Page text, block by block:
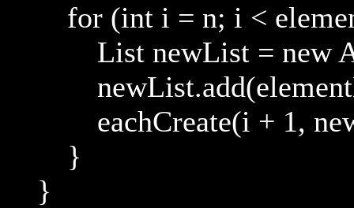
for (int i = n; i <
List newList = new
eachCreate(i + 1,
}
}